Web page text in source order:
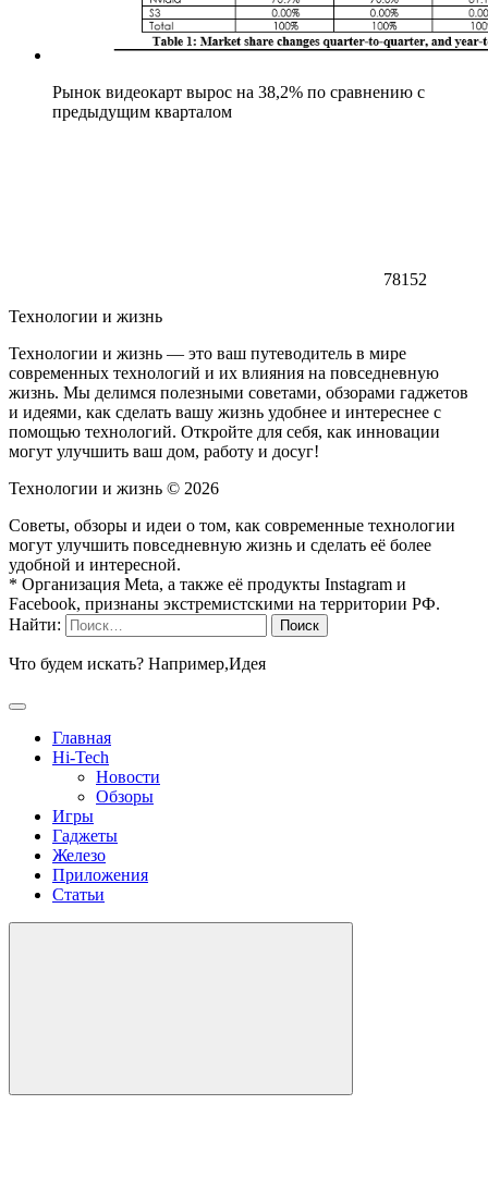
Рынок видеокарт вырос на 38,2% по сравнению с
предыдущим кварталом
78152
Технологии и жизнь
Технологии и жизнь — это ваш путеводитель в мире
современных технологий и их влияния на повседневную
жизнь. Мы делимся полезными советами, обзорами гаджетов
и идеями, как сделать вашу жизнь удобнее и интереснее с
помощью технологий. Откройте для себя, как инновации
могут улучшить ваш дом, работу и досуг!
Технологии и жизнь © 2026
Советы, обзоры и идеи о том, как современные технологии
могут улучшить повседневную жизнь и сделать её более
удобной и интересной.
* Организация Meta, а также её продукты Instagram и
Facebook, признаны экстремистскими на территории РФ.
Найти:
Что будем искать? Например,Идея
Главная
Hi-Tech
Новости
Обзоры
Игры
Гаджеты
Железо
Приложения
Статьи